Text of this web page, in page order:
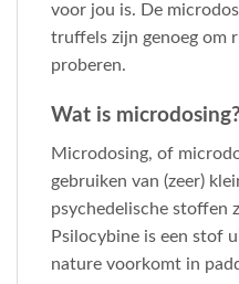
voor jou is. De
truffels zijn genoeg om
proberen.
Wat is microdosing?
Microdosing, of
gebruiken van (zeer)
psychedelische stoffen
Psilocybine is een stof
nature voorkomt in